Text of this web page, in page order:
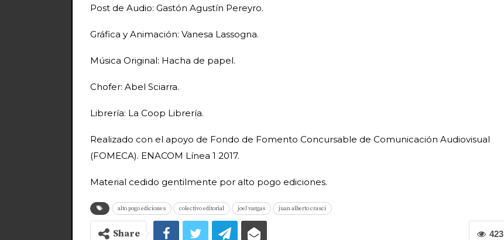
Post de Audio: Gastón Agustín Pereyro.
Gráfica y Animación: Vanesa Lassogna.
Música Original: Hacha de papel.
Chofer: Abel Sciarra.
Librería: La Coop Librería.
Realizado con el apoyo de Fondo de Fomento Concursable de Comunicación Audiovisual
(FOMECA). ENACOM Línea 1 2017.
Material cedido gentilmente por alto pogo ediciones.
alto pogo ediciones colectivo editorial joel vargas juan alberto crasci
423
Share